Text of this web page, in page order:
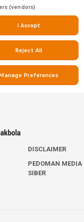
DISCLAIMER
PEDOMAN MEDIA
SIBER